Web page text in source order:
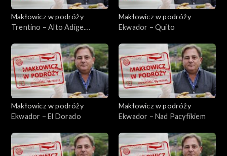
Makłowicz w podróży
Trentino – Alto Adige.
Makłowicz w podróży
Ekwador – Quito
Makłowicz w podróży
Ekwador – El Dorado
Makłowicz w podróży
Ekwador – Nad Pacyfikiem